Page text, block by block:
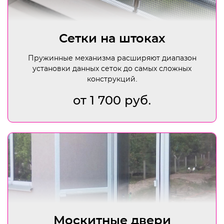
Сетки на штоках
Пружинные механизма расширяют диапазон
установки данных сеток до самых сложных
конструкций.
от 1 700 руб.
Москитные двери